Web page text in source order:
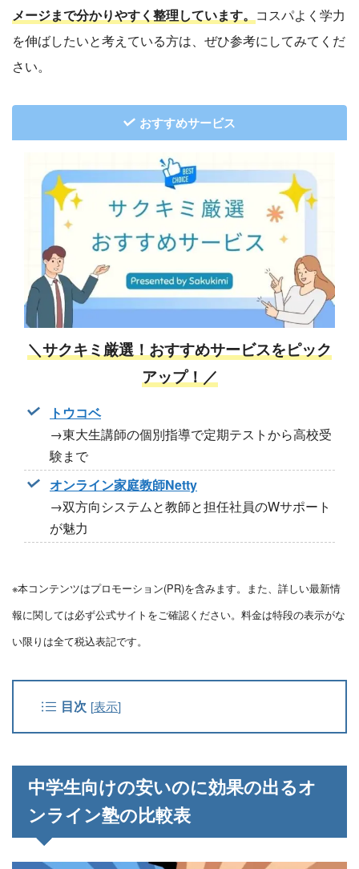
メージまで分かりやすく整理しています。 コスパよく学力
を伸ばしたいと考えている方は、ぜひ参考にしてみてくだ
さい。
おすすめサービス
＼サクキミ厳選！おすすめサービスをピック
アップ！／
トウコベ
→東大生講師の個別指導で定期テストから高校受
験まで
オンライン家庭教師Netty
→双方向システムと教師と担任社員のWサポート
が魅力
※本コンテンツはプロモーション(PR)を含みます。また、詳しい最新情
報に関しては必ず公式サイトをご確認ください。料金は特段の表示がな
い限りは全て税込表記です。
目次 [表示]
中学生向けの安いのに効果の出るオ
ンライン塾の比較表